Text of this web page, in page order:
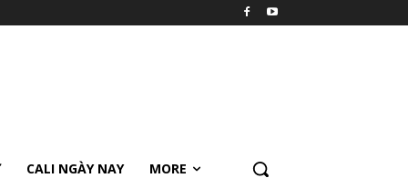
CALI NGÀY NAY MORE